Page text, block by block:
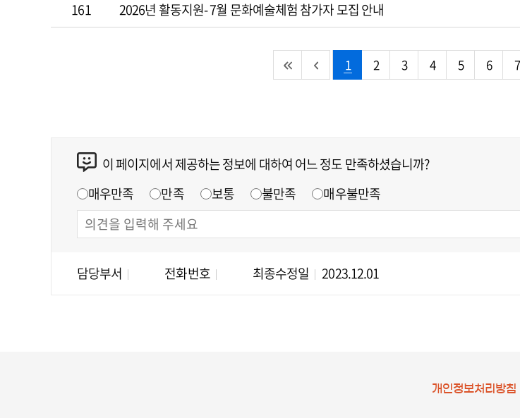
161
2026년 활동지원- 7월 문화예술체험 참가자 모집 안내
1 2 3 4 5 6 7
이 페이지에서 제공하는 정보에 대하여 어느 정도 만족하셨습니까?
매우만족
만족 보통 불만족 매우불만족
담당부서 전화번호 최종수정일 2023.12.01
개인정보처리방침